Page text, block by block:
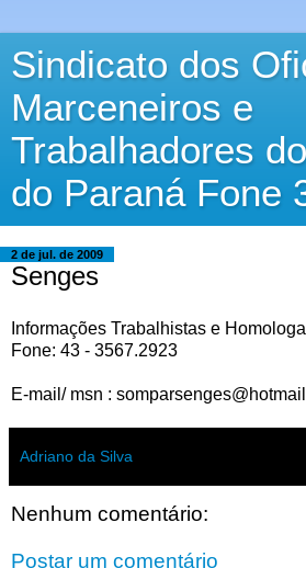
Sindicato dos
Marceneiros e
Trabalhadores
do Paraná Fone
2 de jul. de 2009
Senges
Informações Trabalhistas e
Fone: 43 - 3567.2923
E-mail/ msn :
Adriano da Silva
Nenhum comentário:
Postar um comentário